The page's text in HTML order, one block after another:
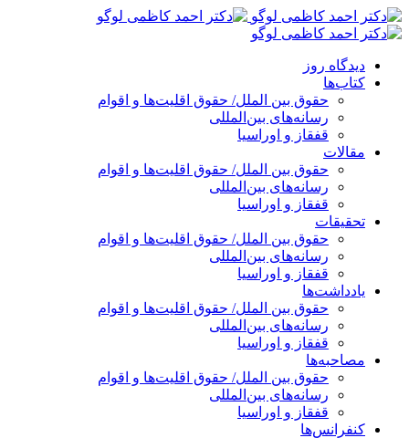
پرش
به
دیدگاه روز
کتاب‌ها
حقوق بین الملل/ حقوق اقلیت‌ها و اقوام
رسانه‌های بین‌المللی
قفقاز و اوراسیا
مقالات
حقوق بین الملل/ حقوق اقلیت‌ها و اقوام
رسانه‌های بین‌المللی
قفقاز و اوراسیا
تحقیقات
حقوق بین الملل/ حقوق اقلیت‌ها و اقوام
رسانه‌های بین‌المللی
قفقاز و اوراسیا
یادداشت‌ها
حقوق بین الملل/ حقوق اقلیت‌ها و اقوام
رسانه‌های بین‌المللی
قفقاز و اوراسیا
مصاحبه‌ها
حقوق بین الملل/ حقوق اقلیت‌ها و اقوام
رسانه‌های بین‌المللی
قفقاز و اوراسیا
کنفرانس‌ها